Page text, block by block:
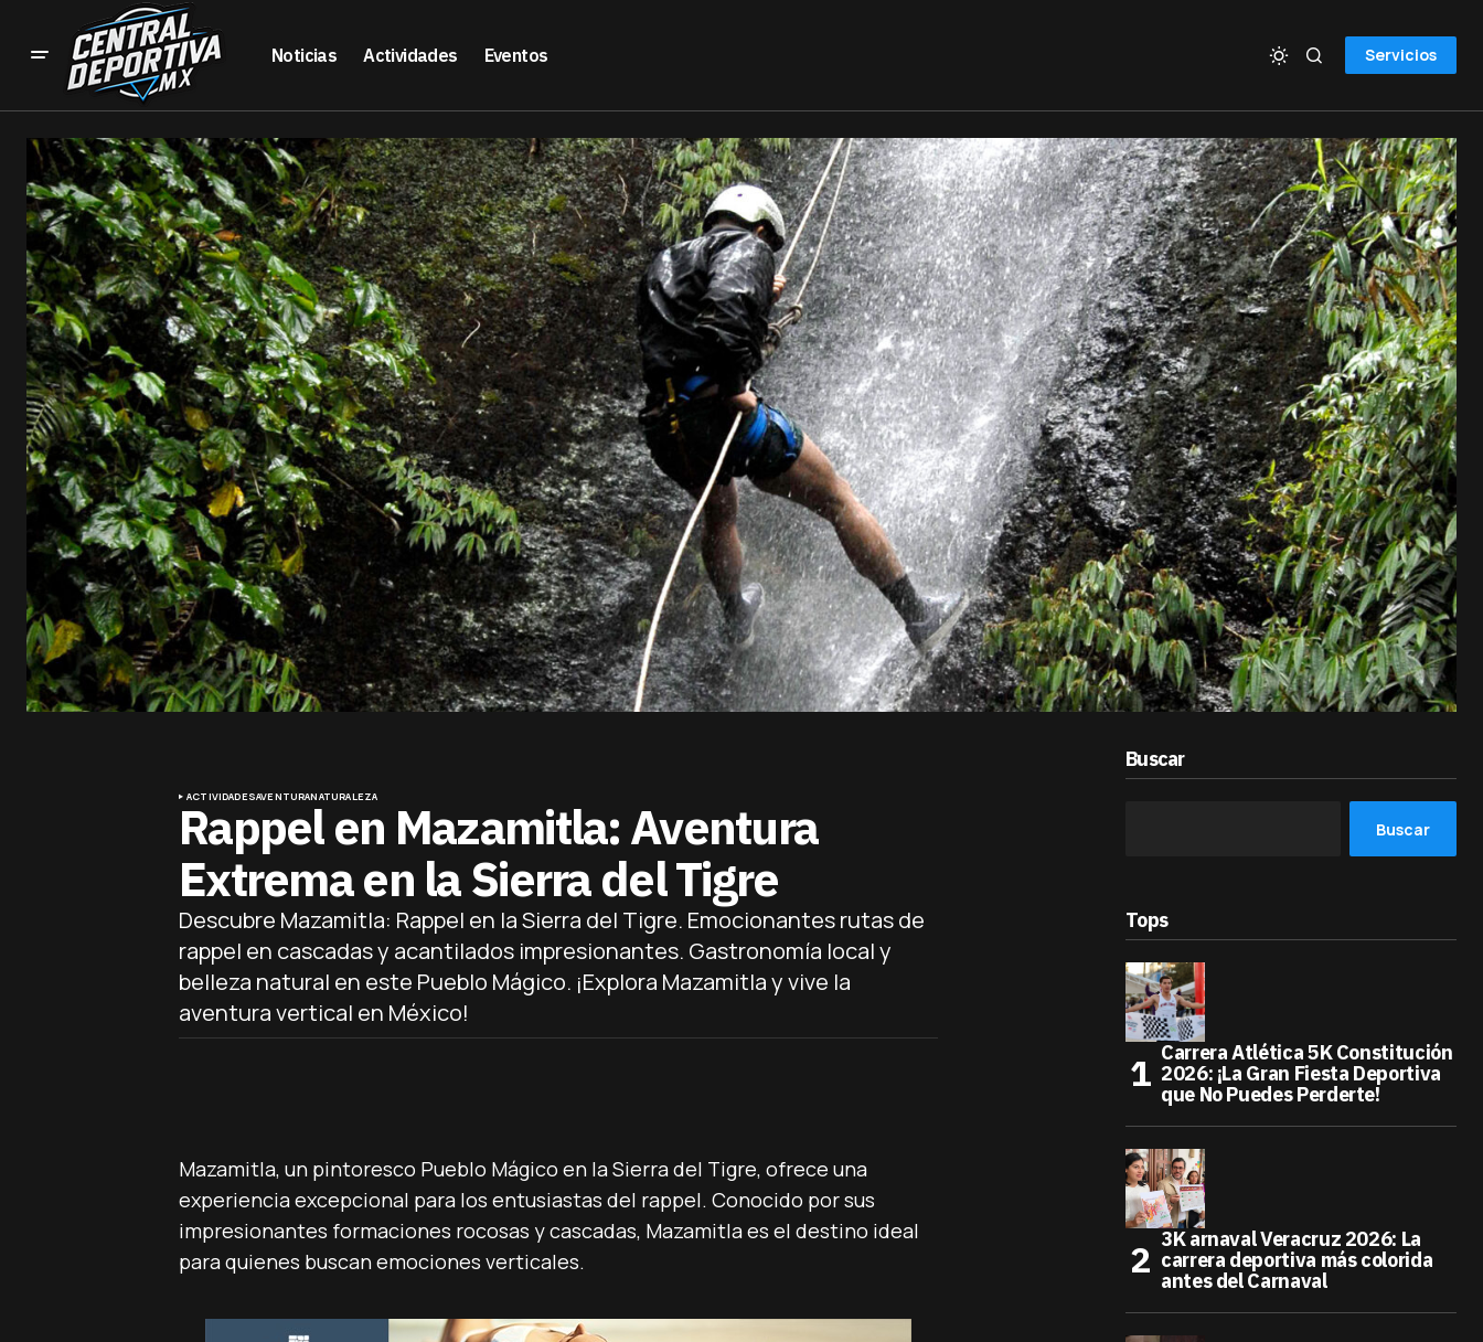
Noticias Actividades Eventos Servicios
ACTIVIDADESAVENTURANATURALEZA
Rappel en Mazamitla: Aventura
Extrema en la Sierra del Tigre
Descubre Mazamitla: Rappel en la Sierra del Tigre. Emocionantes rutas de
rappel en cascadas y acantilados impresionantes. Gastronomía local y
belleza natural en este Pueblo Mágico. ¡Explora Mazamitla y vive la
aventura vertical en México!
Mazamitla, un pintoresco Pueblo Mágico en la Sierra del Tigre, ofrece una
experiencia excepcional para los entusiastas del rappel. Conocido por sus
impresionantes formaciones rocosas y cascadas, Mazamitla es el destino ideal
para quienes buscan emociones verticales.
Buscar
Buscar
Tops
Carrera Atlética 5K Constitución
2026: ¡La Gran Fiesta Deportiva
que No Puedes Perderte!
3K arnaval Veracruz 2026: La
carrera deportiva más colorida
antes del Carnaval